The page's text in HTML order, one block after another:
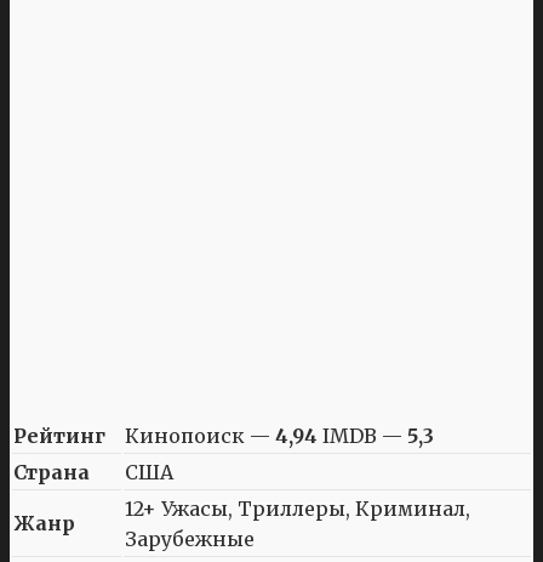
Рейтинг Кинопоиск — 4,94 IMDB — 5,3
Страна
США
Жанр
12+ Ужасы, Триллеры, Криминал,
Зарубежные